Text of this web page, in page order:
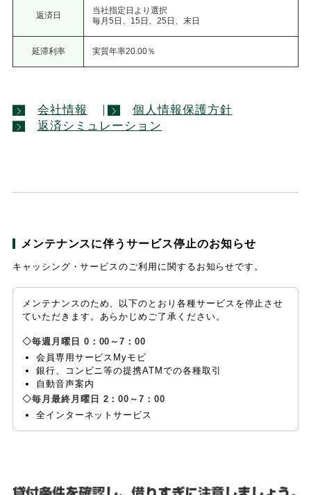
返済日
当社指定日より選択
毎月5日、15日、25日、末日
延滞利率 実質年率20.00％
会社情報
個人情報保護方針
返済シミュレーション
メンテナンスに伴うサービス停止のお知らせ
キャッシング・サービスのご利用に関するお知らせです。
メンテナンスのため、以下のとおり各種サービスを停止させ
ていただきます。あらかじめご了承ください。
毎週月曜日 0：00～7：00
会員専用サービスMyモビ
銀行、コンビニ等の提携ATMでの各種取引
自動音声案内
毎月最終月曜日 2：00～7：00
全インターネットサービス